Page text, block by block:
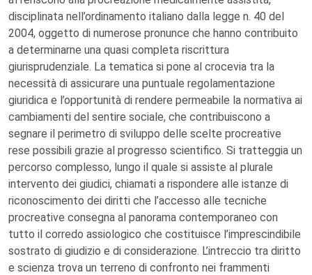
disciplinata nell’ordinamento italiano dalla legge n. 40 del
2004, oggetto di numerose pronunce che hanno contribuito
a determinarne una quasi completa riscrittura
giurisprudenziale. La tematica si pone al crocevia tra la
necessità di assicurare una puntuale regolamentazione
giuridica e l’opportunità di rendere permeabile la normativa ai
cambiamenti del sentire sociale, che contribuiscono a
segnare il perimetro di sviluppo delle scelte procreative
rese possibili grazie al progresso scientifico. Si tratteggia un
percorso complesso, lungo il quale si assiste al plurale
intervento dei giudici, chiamati a rispondere alle istanze di
riconoscimento dei diritti che l’accesso alle tecniche
procreative consegna al panorama contemporaneo con
tutto il corredo assiologico che costituisce l’imprescindibile
sostrato di giudizio e di considerazione. L’intreccio tra diritto
e scienza trova un terreno di confronto nei frammenti